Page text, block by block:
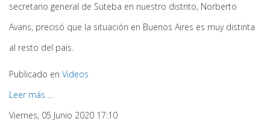
secretario general de Suteba en nuestro distrito, Norberto
Avans, precisó que la situación en Buenos Aires es muy distinta
al resto del país.
Publicado en Videos
Leer más ...
Viernes, 05 Junio 2020 17:10